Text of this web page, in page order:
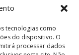
tecnologias como
do dispositivo. O
processar dados